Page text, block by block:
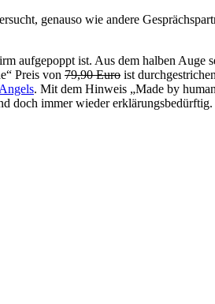
genauso wie andere
aufgepoppt ist. Aus dem halben Auge
Preis von 79,90 Euro ist
. Mit dem Hinweis „Made by
doch immer wieder erklärungsbedürftig.